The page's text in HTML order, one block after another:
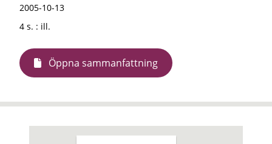
2005-10-13
4 s. : ill.
Öppna sammanfattning